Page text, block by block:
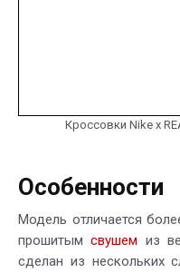
Кроссовки Nike x
Особенности
Модель отличается
прошитымсвушем из
сделан из нескольких